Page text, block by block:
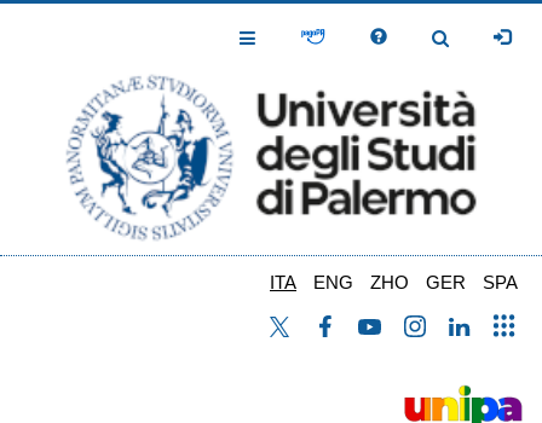
Toggle
Toggle
ITA ENG ZHO GER SPA